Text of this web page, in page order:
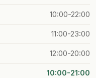
10:00-22:00
11:00-23:00
12:00-20:00
10:00-21:00